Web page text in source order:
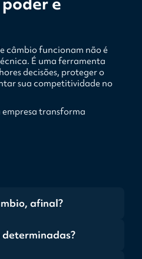
câmbio funcionam não é
É uma ferramenta
decisões, proteger o
sua competitividade no
transforma
afinal?
determinadas?